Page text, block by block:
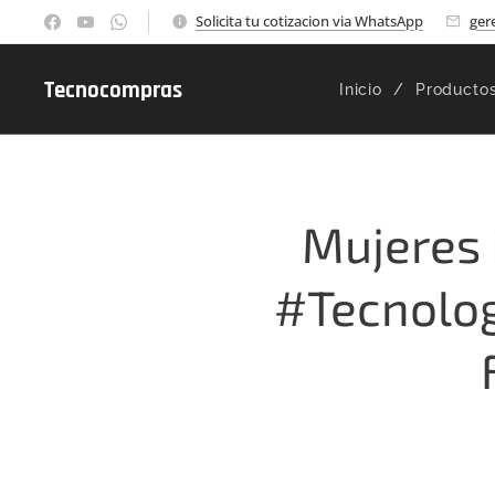
Solicita tu cotizacion via WhatsApp
Tecnocompras Inicio